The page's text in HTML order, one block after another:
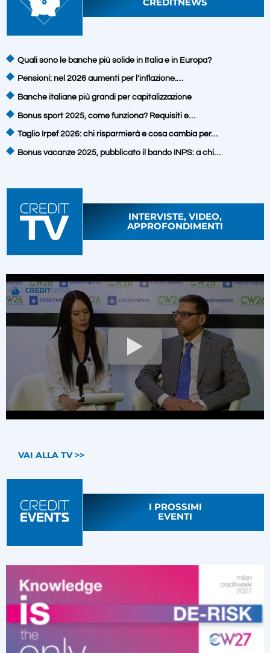
CREDITNEWS
Quali sono le banche più solide in Italia e in Europa?
Pensioni: nel 2026 aumenti per l’inflazione.…
Banche italiane più grandi per capitalizzazione
Bonus sport 2025, come funziona? Requisiti e…
Taglio Irpef 2026: chi risparmierà e cosa cambia per…
Bonus vacanze 2025, pubblicato il bando INPS: a chi…
INTERVISTE, VIDEO,
APPROFONDIMENTI
VAI ALLA TV >>
I PROSSIMI
EVENTI